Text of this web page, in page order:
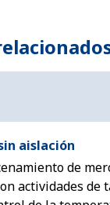
aislación
de
actividades de